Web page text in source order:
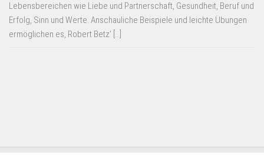
Lebensbereichen wie Liebe und Partnerschaft, Gesundheit, Beruf und
Erfolg, Sinn und Werte. Anschauliche Beispiele und leichte Übungen
ermöglichen es, Robert Betz' […]